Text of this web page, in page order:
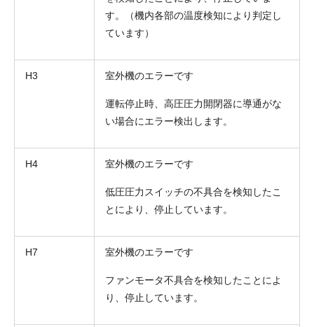
す。（機内各部の温度検知により判定し
ています）
H3 室外機のエラーです
運転停止時、高圧圧力開閉器に導通がな
い場合にエラー検出します。
H4 室外機のエラーです
低圧圧力スイッチの不具合を検知したこ
とにより、停止しています。
H7 室外機のエラーです
ファンモータ不具合を検知したことによ
り、停止しています。